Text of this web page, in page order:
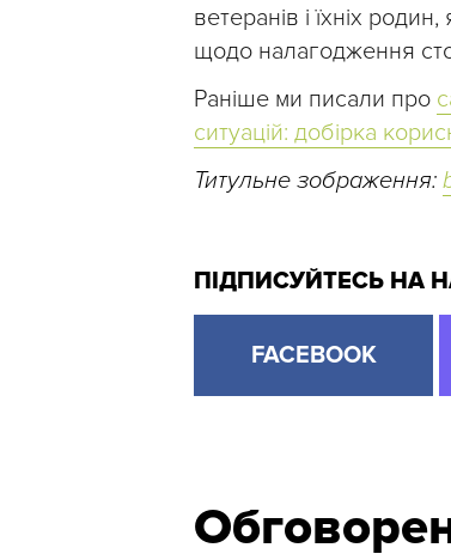
ветеранів і їхніх
щодо налагодження
Раніше ми писали про
ситуацій: добірка
Титульне зображення:
ПІДПИСУЙТЕСЬ НА
FACEBOOK